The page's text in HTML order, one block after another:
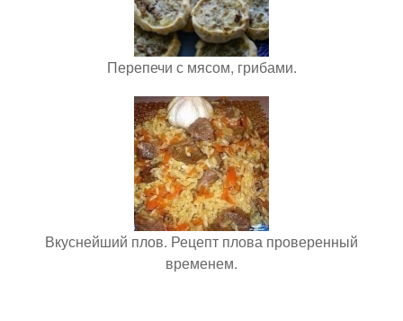
Перепечи с мясом, грибами.
Вкуснейший плов. Рецепт плова проверенный
временем.